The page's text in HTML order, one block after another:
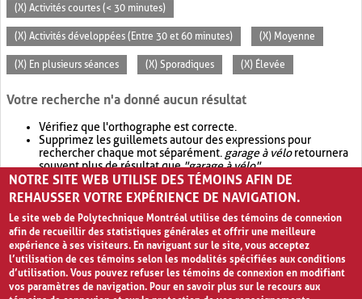
(X) Activités courtes (< 30 minutes)
(X) Activités développées (Entre 30 et 60 minutes) (X) Moyenne
(X) En plusieurs séances (X) Sporadiques (X) Élevée
Votre recherche n'a donné aucun résultat
Vérifiez que l'orthographe est correcte.
Supprimez les guillemets autour des expressions pour
rechercher chaque mot séparément. garage à véloretournera
souvent plus de résultat que"garage à vélo".
Envisagez d'élargir votre recherche avec OR.garage OR vélo
retournera souvent plus de résultat quegarage à vélo
NOTRE SITE WEB UTILISE DES TÉMOINS AFIN DE
REHAUSSER VOTRE EXPÉRIENCE DE NAVIGATION.
Le site web de Polytechnique Montréal utilise des témoins de connexion
afin de recueillir des statistiques générales et offrir une meilleure
expérience à ses visiteurs. En naviguant sur le site, vous acceptez
l’utilisation de ces témoins selon les modalités spécifiées aux conditions
d’utilisation. Vous pouvez refuser les témoins de connexion en modifiant
vos paramètres de navigation. Pour en savoir plus sur le recours aux